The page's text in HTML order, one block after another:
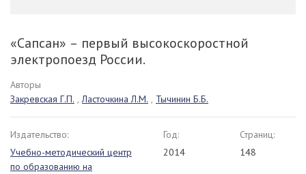
«Сапсан» – первый высокоскоростной
электропоезд России.
Авторы
Закревская Г.П. ,Ласточкина Л.М. , Тычинин Б.Б.
Издательство:
Учебно-методический центр
по образованию на
Год:
2014
Страниц:
148